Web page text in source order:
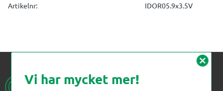
Artikelnr IDOR05.9x3.5V
cancel
Vi har mycket mer!